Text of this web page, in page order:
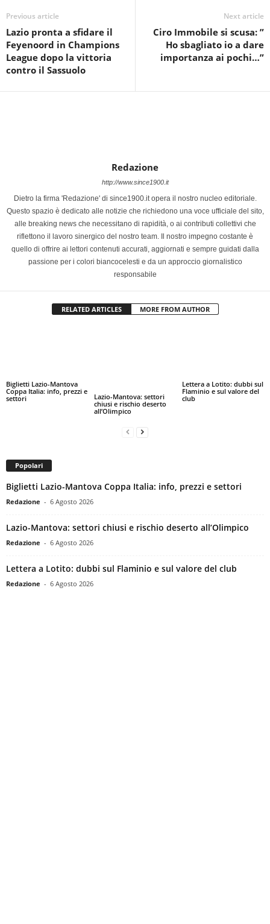
Previous article
Lazio pronta a sfidare il
Feyenoord in Champions
League dopo la vittoria
contro il Sassuolo
Next article
Ciro Immobile si scusa: ”
Ho sbagliato io a dare
importanza ai pochi…”
Redazione
http://www.since1900.it
Dietro la firma 'Redazione' di since1900.it opera il nostro nucleo editoriale.
Questo spazio è dedicato alle notizie che richiedono una voce ufficiale del sito,
alle breaking news che necessitano di rapidità, o ai contributi collettivi che
riflettono il lavoro sinergico del nostro team. Il nostro impegno costante è
quello di offrire ai lettori contenuti accurati, aggiornati e sempre guidati dalla
passione per i colori biancocelesti e da un approccio giornalistico
responsabile
RELATED ARTICLES MORE FROM AUTHOR
Biglietti Lazio-Mantova
Coppa Italia: info, prezzi e
settori
Lazio-Mantova: settori
chiusi e rischio deserto
all’Olimpico
Lettera a Lotito: dubbi sul
Flaminio e sul valore del
club
Popolari
Biglietti Lazio-Mantova Coppa Italia: info, prezzi e settori
Redazione - 6 Agosto 2026
Lazio-Mantova: settori chiusi e rischio deserto all’Olimpico
Redazione - 6 Agosto 2026
Lettera a Lotito: dubbi sul Flaminio e sul valore del club
Redazione - 6 Agosto 2026